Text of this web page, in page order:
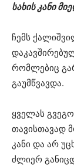
სახის კანი
ჩემს
რომლებიც
გაუმწვავდა.
ყველას
თავისთავად
კანი და არ
ძლიერ